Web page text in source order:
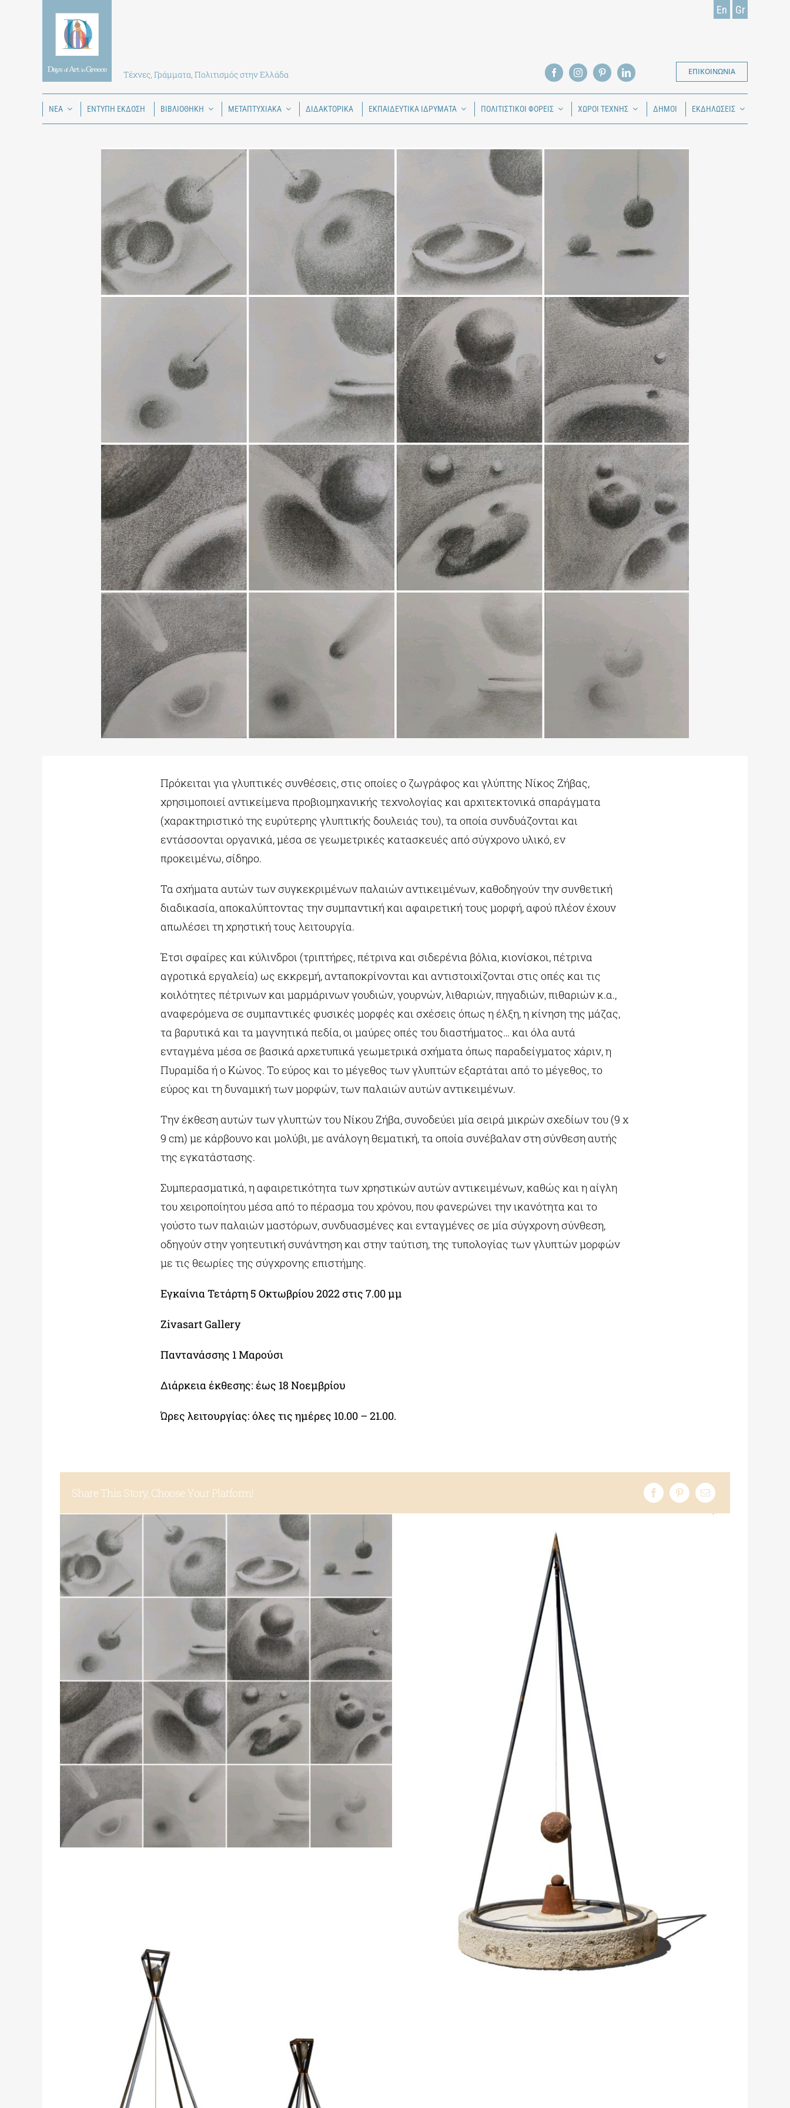
Τέχνες, Γράμματα, Πολιτισμός στην Ελλάδα
En Gr
ΕΠΙΚΟΙΝΩΝΙΑ
ΝΕΑ ΕΝΤΥΠΗ ΕΚΔΟΣΗ ΒΙΒΛΙΟΘΗΚΗ ΜΕΤΑΠΤΥΧΙΑΚΑ ΔΙΔΑΚΤΟΡΙΚΑ ΕΚΠΑΙΔΕΥΤΙΚΑ ΙΔΡΥΜΑΤΑ ΠΟΛΙΤΙΣΤΙΚΟΙ ΦΟΡΕΙΣ ΧΩΡΟΙ ΤΕΧΝΗΣ ΔΗΜΟΙ ΕΚΔΗΛΩΣΕΙΣ
Πρόκειται για γλυπτικές συνθέσεις, στις οποίες ο ζωγράφος και γλύπτης Νίκος Ζήβας,
χρησιμοποιεί αντικείμενα προβιομηχανικής τεχνολογίας και αρχιτεκτονικά σπαράγματα
(χαρακτηριστικό της ευρύτερης γλυπτικής δουλειάς του), τα οποία συνδυάζονται και
εντάσσονται οργανικά, μέσα σε γεωμετρικές κατασκευές από σύγχρονο υλικό, εν
προκειμένω, σίδηρο.
Τα σχήματα αυτών των συγκεκριμένων παλαιών αντικειμένων, καθοδηγούν την συνθετική
διαδικασία, αποκαλύπτοντας την συμπαντική και αφαιρετική τους μορφή, αφού πλέον έχουν
απωλέσει τη χρηστική τους λειτουργία.
Έτσι σφαίρες και κύλινδροι (τριπτήρες, πέτρινα και σιδερένια βόλια, κιονίσκοι, πέτρινα
αγροτικά εργαλεία) ως εκκρεμή, ανταποκρίνονται και αντιστοιχίζονται στις οπές και τις
κοιλότητες πέτρινων και μαρμάρινων γουδιών, γουρνών, λιθαριών, πηγαδιών, πιθαριών κ.α.,
αναφερόμενα σε συμπαντικές φυσικές μορφές και σχέσεις όπως η έλξη, η κίνηση της μάζας,
τα βαρυτικά και τα μαγνητικά πεδία, οι μαύρες οπές του διαστήματος… και όλα αυτά
ενταγμένα μέσα σε βασικά αρχετυπικά γεωμετρικά σχήματα όπως παραδείγματος χάριν, η
Πυραμίδα ή ο Κώνος. Το εύρος και το μέγεθος των γλυπτών εξαρτάται από το μέγεθος, το
εύρος και τη δυναμική των μορφών, των παλαιών αυτών αντικειμένων.
Την έκθεση αυτών των γλυπτών του Νίκου Ζήβα, συνοδεύει μία σειρά μικρών σχεδίων του (9 x
9 cm) με κάρβουνο και μολύβι, με ανάλογη θεματική, τα οποία συνέβαλαν στη σύνθεση αυτής
της εγκατάστασης.
Συμπερασματικά, η αφαιρετικότητα των χρηστικών αυτών αντικειμένων, καθώς και η αίγλη
του χειροποίητου μέσα από το πέρασμα του χρόνου, που φανερώνει την ικανότητα και το
γούστο των παλαιών μαστόρων, συνδυασμένες και ενταγμένες σε μία σύγχρονη σύνθεση,
οδηγούν στην γοητευτική συνάντηση και στην ταύτιση, της τυπολογίας των γλυπτών μορφών
με τις θεωρίες της σύγχρονης επιστήμης.
Εγκαίνια Τετάρτη 5 Οκτωβρίου 2022 στις 7.00 μμ
Zivasart Gallery
Παντανάσσης 1 Μαρούσι
Διάρκεια έκθεσης: έως 18 Νοεμβρίου
Ώρες λειτουργίας: όλες τις ημέρες 10.00 – 21.00.
Share This Story, Choose Your Platform!